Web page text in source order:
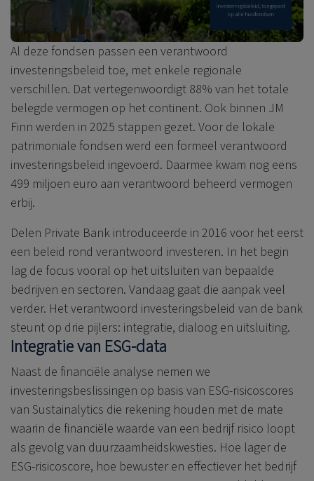
Al deze fondsen passen een verantwoord
investeringsbeleid toe, met enkele regionale
verschillen. Dat vertegenwoordigt 88% van het totale
belegde vermogen op het continent. Ook binnen JM
Finn werden in 2025 stappen gezet. Voor de lokale
patrimoniale fondsen werd een formeel verantwoord
investeringsbeleid ingevoerd. Daarmee kwam nog eens
499 miljoen euro aan verantwoord beheerd vermogen
erbij.
Delen Private Bank introduceerde in 2016 voor het eerst
een beleid rond verantwoord investeren. In het begin
lag de focus vooral op het uitsluiten van bepaalde
bedrijven en sectoren. Vandaag gaat die aanpak veel
verder. Het verantwoord investeringsbeleid van de bank
steunt op drie pijlers: integratie, dialoog en uitsluiting.
Integratie van ESG-data
Naast de financiële analyse nemen we
investeringsbeslissingen op basis van ESG-risicoscores
van Sustainalytics die rekening houden met de mate
waarin de financiële waarde van een bedrijf risico loopt
als gevolg van duurzaamheidskwesties. Hoe lager de
ESG-risicoscore, hoe bewuster en effectiever het bedrijf